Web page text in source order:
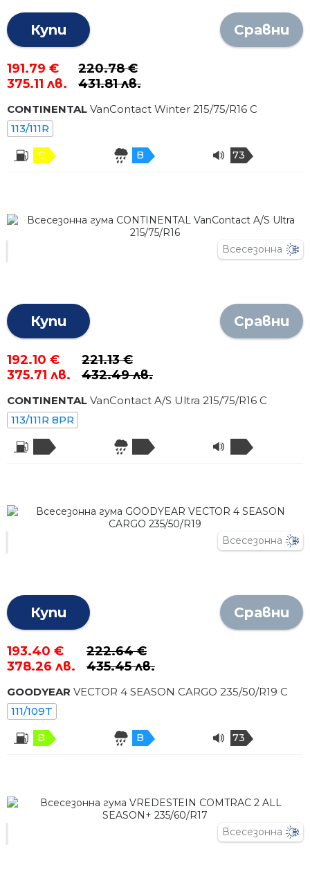
Купи Сравни
191.79 €
375.11 лв.
220.78 €
431.81 лв.
CONTINENTAL VanContact Winter 215/75/R16 C
113/111R
C B 73
Всесезонна
Купи Сравни
192.10 €
375.71 лв.
221.13 €
432.49 лв.
CONTINENTAL VanContact A/S Ultra 215/75/R16 C
113/111R 8PR
Всесезонна
Купи Сравни
193.40 €
378.26 лв.
222.64 €
435.45 лв.
GOODYEAR VECTOR 4 SEASON CARGO 235/50/R19 C
111/109T
B B 73
Всесезонна